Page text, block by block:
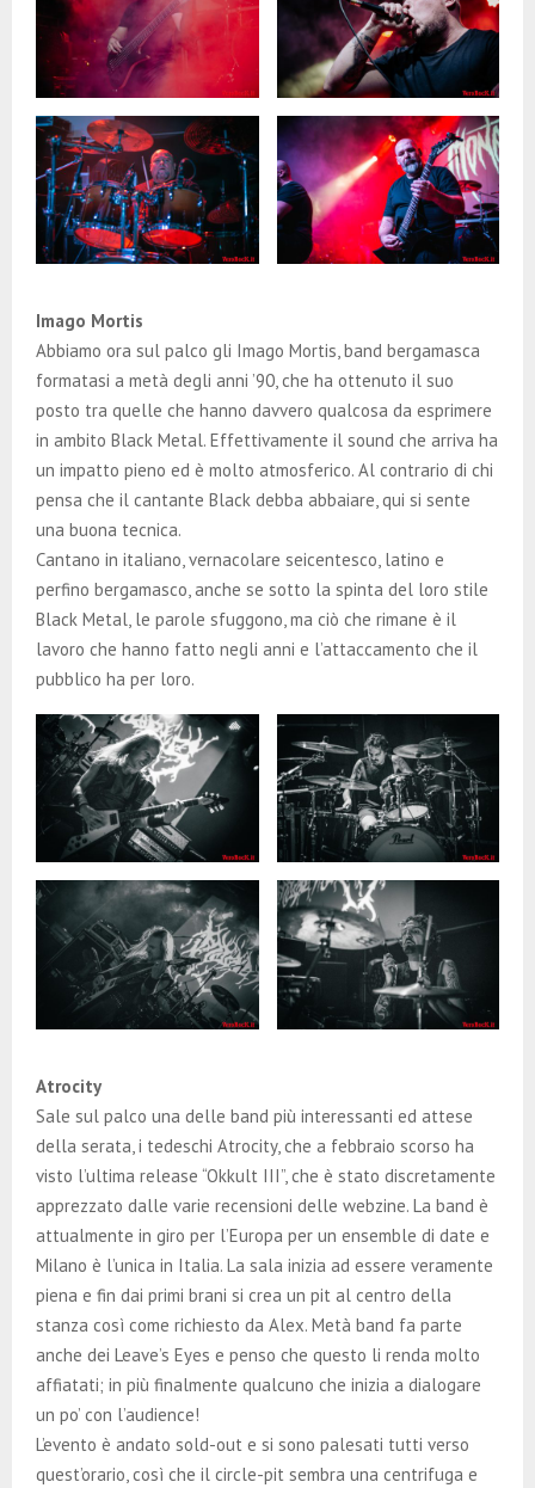
Imago Mortis
Abbiamo ora sul palco gli Imago Mortis, band bergamasca
formatasi a metà degli anni ’90, che ha ottenuto il suo
posto tra quelle che hanno davvero qualcosa da esprimere
in ambito Black Metal. Effettivamente il sound che arriva ha
un impatto pieno ed è molto atmosferico. Al contrario di chi
pensa che il cantante Black debba abbaiare, qui si sente
una buona tecnica.
Cantano in italiano, vernacolare seicentesco, latino e
perfino bergamasco, anche se sotto la spinta del loro stile
Black Metal, le parole sfuggono, ma ciò che rimane è il
lavoro che hanno fatto negli anni e l’attaccamento che il
pubblico ha per loro.
Atrocity
Sale sul palco una delle band più interessanti ed attese
della serata, i tedeschi Atrocity, che a febbraio scorso ha
visto l’ultima release “Okkult III”, che è stato discretamente
apprezzato dalle varie recensioni delle webzine. La band è
attualmente in giro per l’Europa per un ensemble di date e
Milano è l’unica in Italia. La sala inizia ad essere veramente
piena e fin dai primi brani si crea un pit al centro della
stanza così come richiesto da Alex. Metà band fa parte
anche dei Leave’s Eyes e penso che questo li renda molto
affiatati; in più finalmente qualcuno che inizia a dialogare
un po’ con l’audience!
L’evento è andato sold-out e si sono palesati tutti verso
quest’orario, così che il circle-pit sembra una centrifuga e